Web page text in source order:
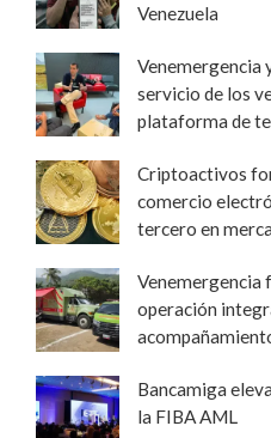
Venezuela
Venemergencia
servicio de los
plataforma de
Criptoactivos
comercio
tercero en
Venemergencia
operación
Bancamiga
la FIBA AML